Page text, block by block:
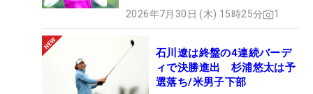
2026年7月30日 (木) 15時25分 1
石川遼は終盤の4連続バーデ
ィで決勝進出 杉浦悠太は予
選落ち/米男子下部